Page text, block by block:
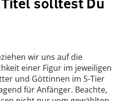
solltest Du
wir uns auf die
einer Figur im jeweiligen
und Göttinnen im S-Tier
für Anfänger. Beachte,